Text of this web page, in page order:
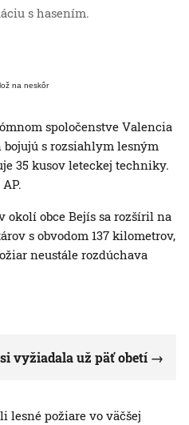
s hasením.
na neskôr
spoločenstve Valencia
bojujú s rozsiahlym lesným
35 kusov leteckej techniky.
okolí obce Bejís sa rozšíril na
s obvodom 137 kilometrov,
neustále rozdúchava
vyžiadala už päť obetí
lesné požiare vo väčšej